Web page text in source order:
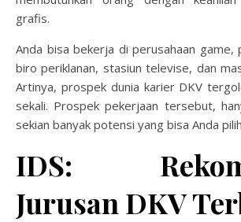
grafis.
Anda bisa bekerja di perusahaan game,
biro periklanan, stasiun televise, dan
Artinya, prospek dunia karier DKV
sekali. Prospek pekerjaan tersebut,
sekian banyak potensi yang bisa Anda
IDS:
Jurusan DKV